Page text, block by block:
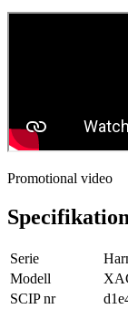
Promotional video
Serie
Modell
SCIP nr